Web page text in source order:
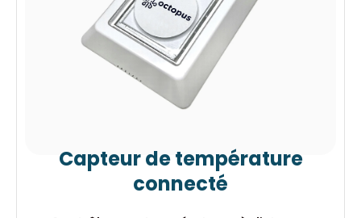
Capteur de température
connecté